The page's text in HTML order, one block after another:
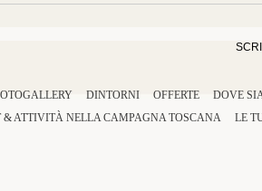
DINTORNI OFFERTE
DOVE
&ATTIVITÀ NELLACAMPAGNA TOSCANA LE